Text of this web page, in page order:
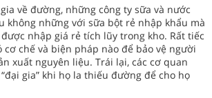
về đường, những công ty sữa và nước
không những với sữa bột rẻ nhập khẩu mà
nhập giá rẻ tích lũy trong kho. Rất tiếc
cơ chế và biện pháp nào để bảo vệ người
xuất nguyên liệu. Trái lại, các cơ quan
gia” khi họ la thiếu đường để cho họ